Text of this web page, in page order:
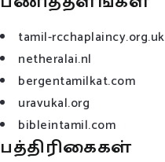
tamil-rcchaplaincy.org.uk
netheralai.nl
bergentamilkat.com
uravukal.org
bibleintamil.com
பத்திரிகைகள்